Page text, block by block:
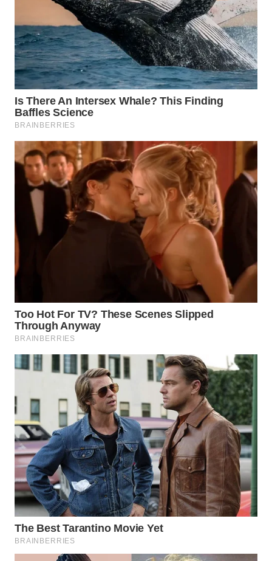
KALTARA
WN
KALSEL
WN
KALTIM
WN
SULSEL
WN
GORONTALO
WN
WN
MALUT
WN
WN
DANAU
TOBA
WN
NIAS
WN
LANGKAT